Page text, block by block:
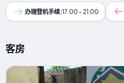
办理登机手续:17:00 - 21:00
客房